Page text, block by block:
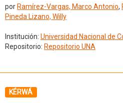
por Ramírez-Vargas, Marco Antonio,
Pineda Lizano, Willy
Institución: Universidad Nacional de
Repositorio: Repositorio UNA
KÉRWÁ